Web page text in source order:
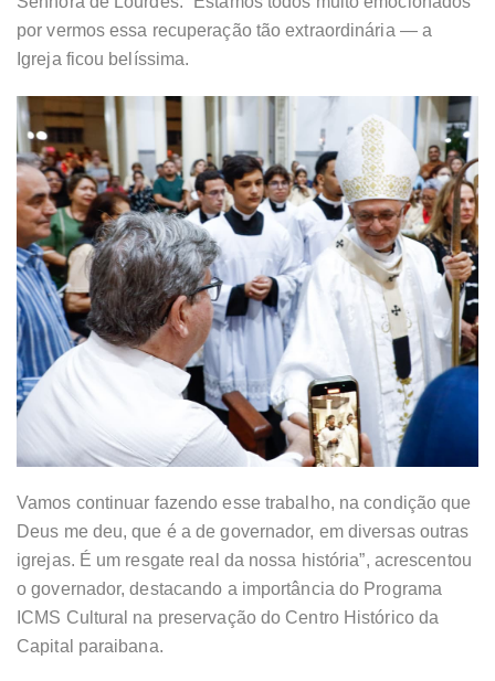
por vermos essa recuperação tão extraordinária — a
Igreja ficou belíssima.
Vamos continuar fazendo esse trabalho, na condição que
Deus me deu, que é a de governador, em diversas outras
igrejas. É um resgate real da nossa história”, acrescentou
o governador, destacando a importância do Programa
ICMS Cultural na preservação do Centro Histórico da
Capital paraibana.